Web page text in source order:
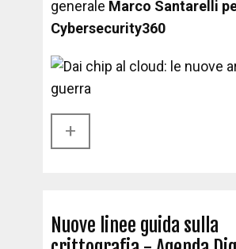
generale Marco Santarelli
Cybersecurity360
+​
Nuove linee guida sulla